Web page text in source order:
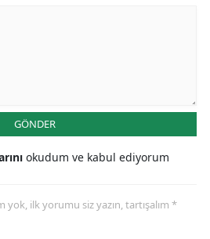
GÖNDER
okudum ve kabul ediyorum
ilk yorumu siz yazın, tartışalım *